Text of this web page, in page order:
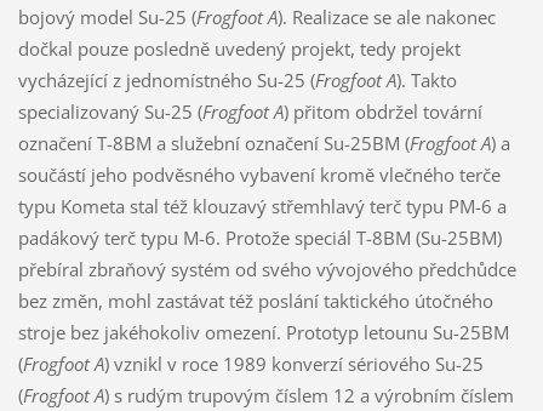
bojový model Su-25 (Frogfoot A). Realizace se ale nakonec
dočkal pouze posledně uvedený projekt, tedy projekt
vycházející z jednomístného Su-25 (Frogfoot A). Takto
specializovaný Su-25 (Frogfoot A) přitom obdržel tovární
označení T-8BM a služební označení Su-25BM (Frogfoot A) a
součástí jeho podvěsného vybavení kromě vlečného terče
typu Kometa stal též klouzavý střemhlavý terč typu PM-6 a
padákový terč typu M-6. Protože speciál T-8BM (Su-25BM)
přebíral zbraňový systém od svého vývojového předchůdce
bez změn, mohl zastávat též poslání taktického útočného
stroje bez jakéhokoliv omezení. Prototyp letounu Su-25BM
(Frogfoot A) vznikl v roce 1989 konverzí sériového Su-25
(Frogfoot A) s rudým trupovým číslem 12 a výrobním číslem